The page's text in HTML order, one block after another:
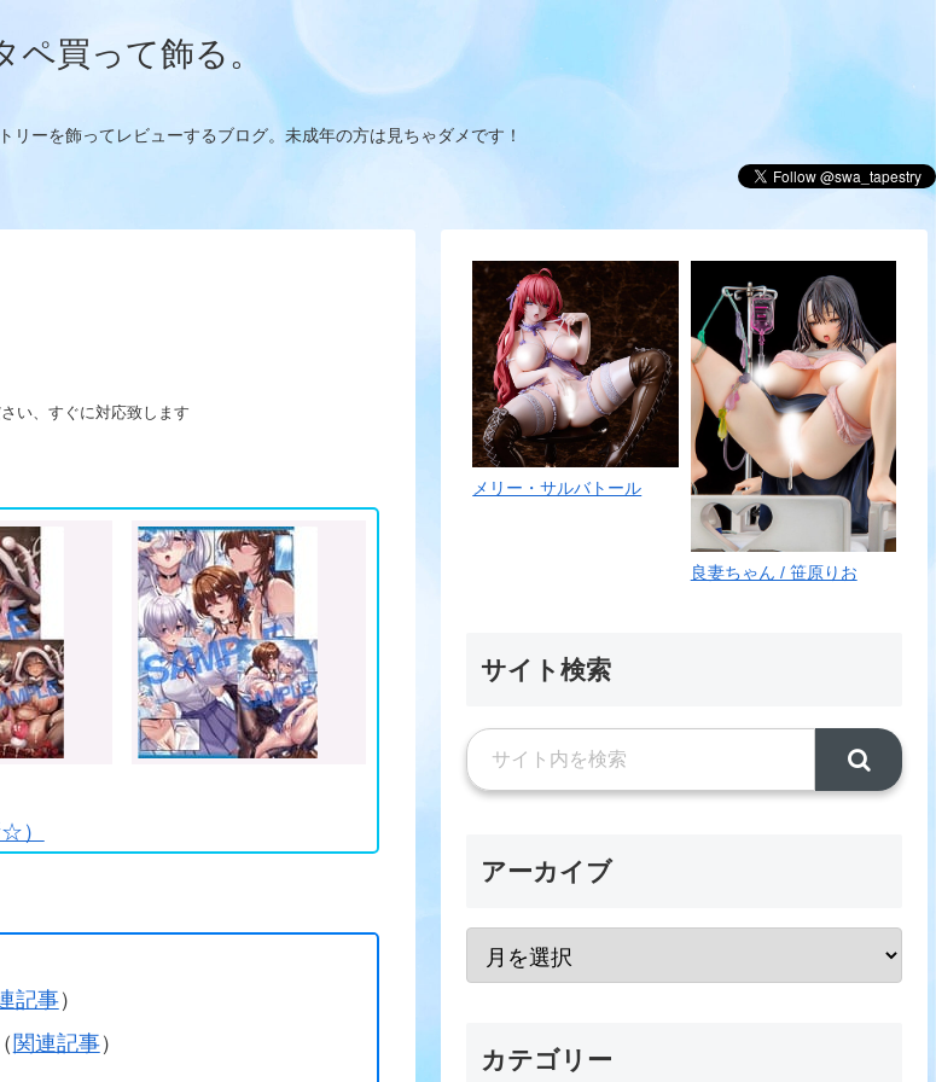
ペ買って飾る。
リーを飾ってレビューするブログ。未成年の方は見ちゃダメです！
い、すぐに対応致します
）
記事）
関連記事）
メリー・サルバトール
良妻ちゃん / 笹原りお
サイト検索
アーカイブ
カテゴリー